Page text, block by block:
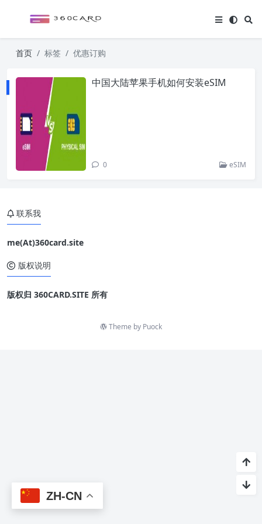
首页 标签 优惠订购
中国大陆苹果手机如何安装eSIM
0 eSIM
联系我
me(At)360card.site
版权说明
版权归 360CARD.SITE 所有
Theme by Puock
ZH-CN